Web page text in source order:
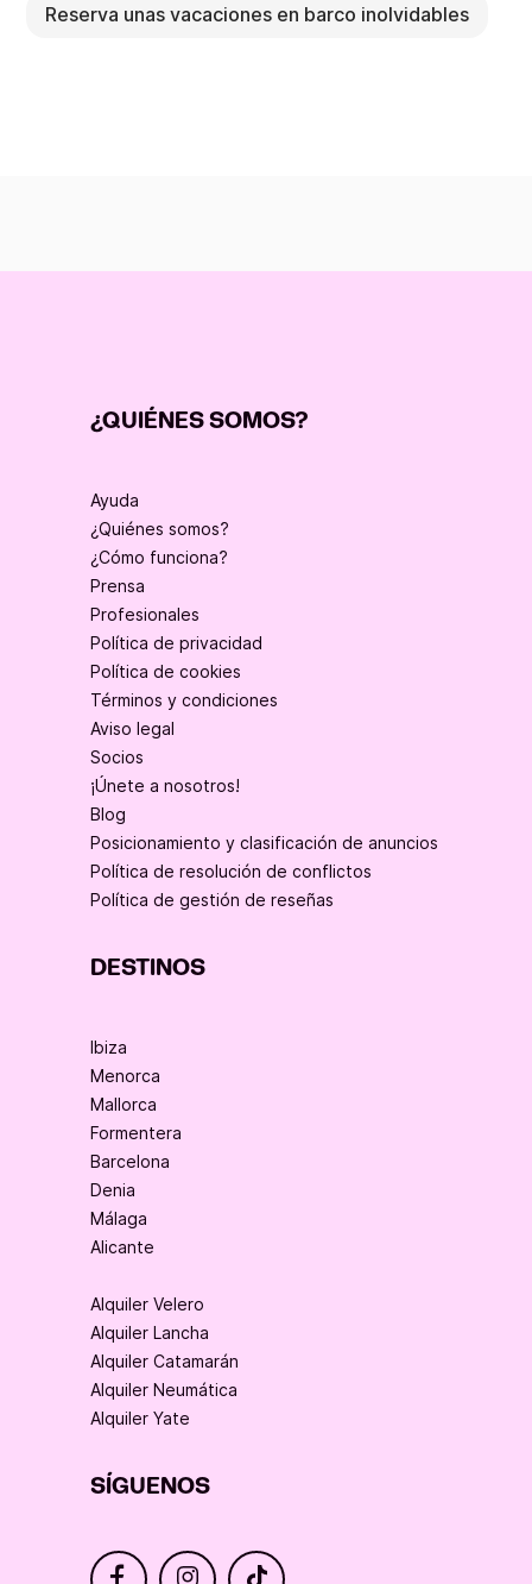
Reserva unas vacaciones en barco inolvidables
¿QUIÉNES SOMOS?
Ayuda
¿Quiénes somos?
¿Cómo funciona?
Prensa
Profesionales
Política de privacidad
Política de cookies
Términos y condiciones
Aviso legal
Socios
¡Únete a nosotros!
Blog
Posicionamiento y clasificación de anuncios
Política de resolución de conflictos
Política de gestión de reseñas
DESTINOS
Ibiza
Menorca
Mallorca
Formentera
Barcelona
Denia
Málaga
Alicante
Alquiler Velero
Alquiler Lancha
Alquiler Catamarán
Alquiler Neumática
Alquiler Yate
SÍGUENOS